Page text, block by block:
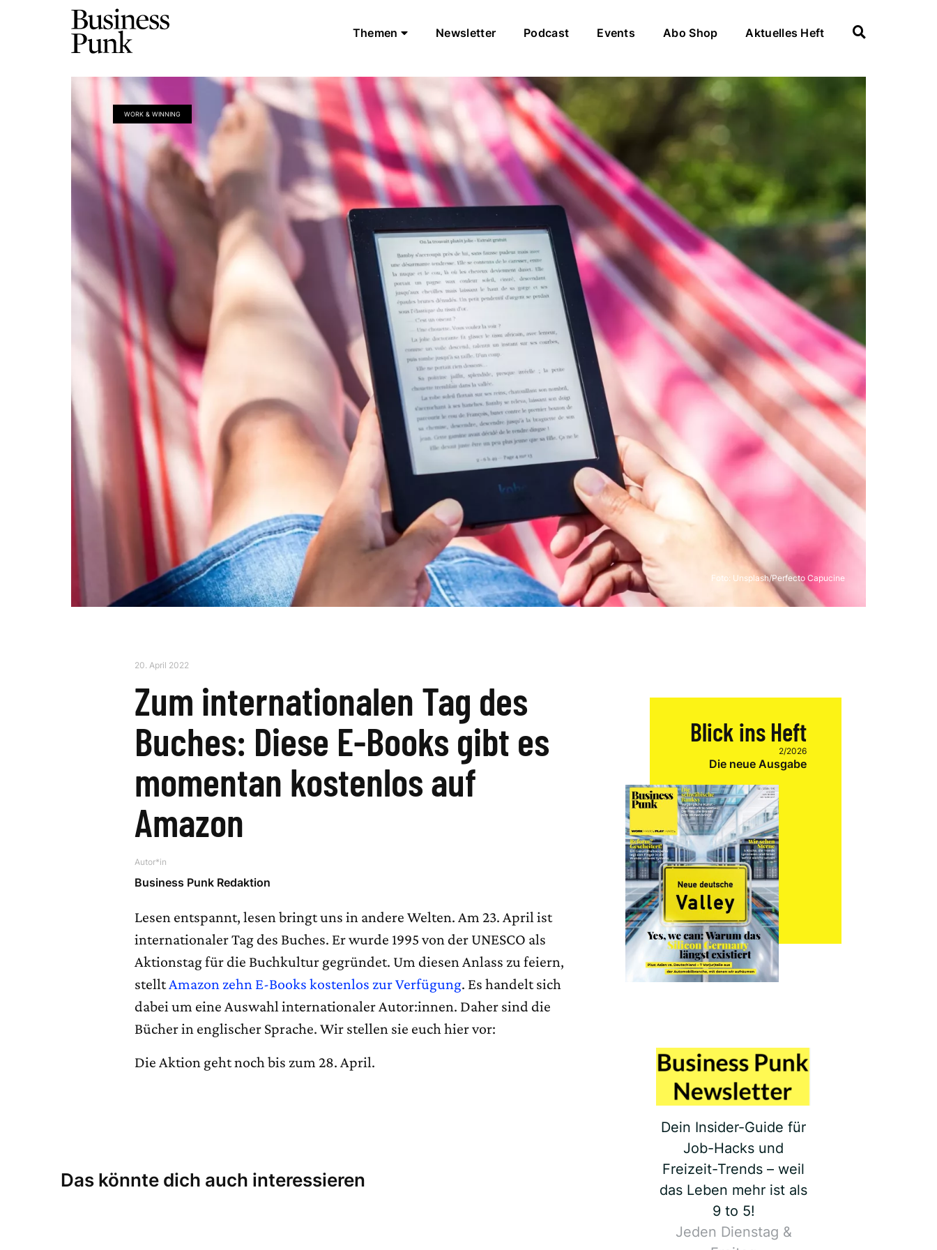
Themen Newsletter Podcast Events Abo Shop Aktuelles Heft
WORK & WINNING
Foto: Unsplash/Perfecto Capucine
20. April 2022
Zum internationalen Tag des
Buches: Diese E-Books gibt es
momentan kostenlos auf
Amazon
Autor*in
Business Punk Redaktion
Lesen entspannt, lesen bringt uns in andere Welten. Am 23. April ist
internationaler Tag des Buches. Er wurde 1995 von der UNESCO als
Aktionstag für die Buchkultur gegründet. Um diesen Anlass zu feiern,
stelltAmazon zehn E-Books kostenlos zur Verfügung. Es handelt sich
dabei um eine Auswahl internationaler Autor:innen. Daher sind die
Bücher in englischer Sprache. Wir stellen sie euch hier vor:
Die Aktion geht noch bis zum 28. April.
Das könnte dich auch interessieren
Blick ins Heft
2/2026
Die neue Ausgabe
Dein Insider-Guide für
Job-Hacks und
Freizeit-Trends – weil
das Leben mehr ist als
9 to 5!
Jeden Dienstag &